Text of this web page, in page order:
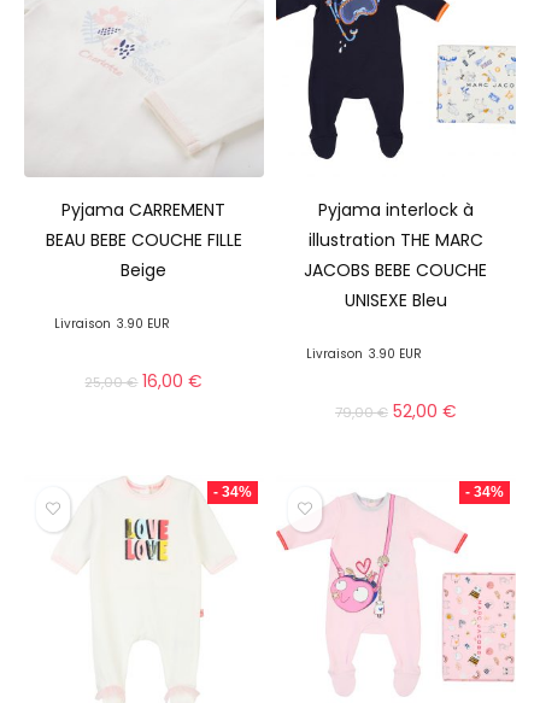
Pyjama CARREMENT
BEAU BEBE COUCHE FILLE
Beige
Livraison 3.90 EUR
25,00€ 16,00€
Pyjama interlock à
illustration THE MARC
JACOBS BEBE COUCHE
UNISEXE Bleu
Livraison 3.90 EUR
79,00€ 52,00 €
- 34% - 34%